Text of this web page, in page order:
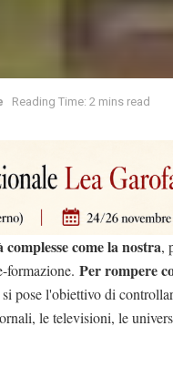
Reading Time: 2 mins read
complesse come la nostra,
formazione. Per rompere
pose l'obiettivo di
le televisioni, le